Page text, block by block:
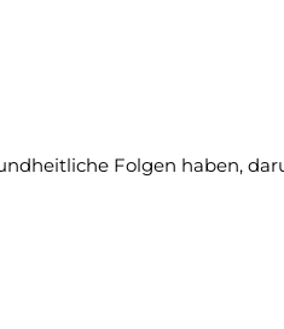
Folgen haben,